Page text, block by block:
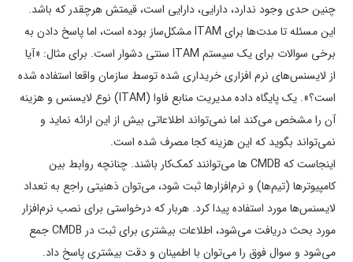
چنین حدی وجود ندارد، دارایی، دارایی است، قیمتش هرچقدر که باشد.
این مسئله تا مدت­‌ها برای ITAM مشکل­‌ساز بوده است، اما پاسخ دادن به
برخی سوالات برای یک سیستم ITAM سنتی دشوار است. برای مثال: «آیا
از لایسنس‌های نرم افزاری خریداری شده توسط سازمان واقعا استفاده شده
است؟». یک پایگاه داده مدیریت منابع فاوا (ITAM) نوع لایسنس و هزینه
آن را مشخص می‌کند اما نمی‌­تواند اطلاعاتی بیش از این ارائه نماید و
نمی‌تواند بگوید که این هزینه کجا مصرف شده است.
اینجاست که CMDB ها می‌توانند کمک­‌کار باشند. چنانچه روابط بین
کامپیوترها (تیم‌­ها) و نرم‌­افزارها ثبت شود، می‌توان ذهنیتی راجع به تعداد
لایسنس­‌ها مورد استفاده پیدا کرد. هربار که درخواستی برای نصب نرم­‌افزار
مورد بحث دریافت می­‌شود، اطلاعات بیشتری برای ثبت در CMDB جمع
می‌­شود و سوال فوق را می‌توان با اطمینان و دقت بیشتری پاسخ داد.